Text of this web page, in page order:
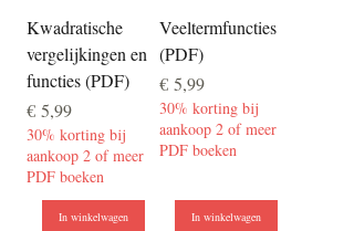
Kwadratische
vergelijkingen en
functies (PDF)
Prijs
€ 5,99
30% korting bij
aankoop 2 of meer
PDF boeken
In winkelwagen
Veeltermfuncties
(PDF)
Prijs
€ 5,99
30% korting bij
aankoop 2 of meer
PDF boeken
In winkelwagen